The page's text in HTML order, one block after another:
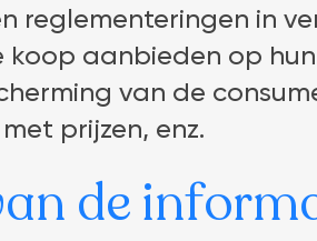
reglementeringen in
aanbieden op
van de
prijzen, enz.
de